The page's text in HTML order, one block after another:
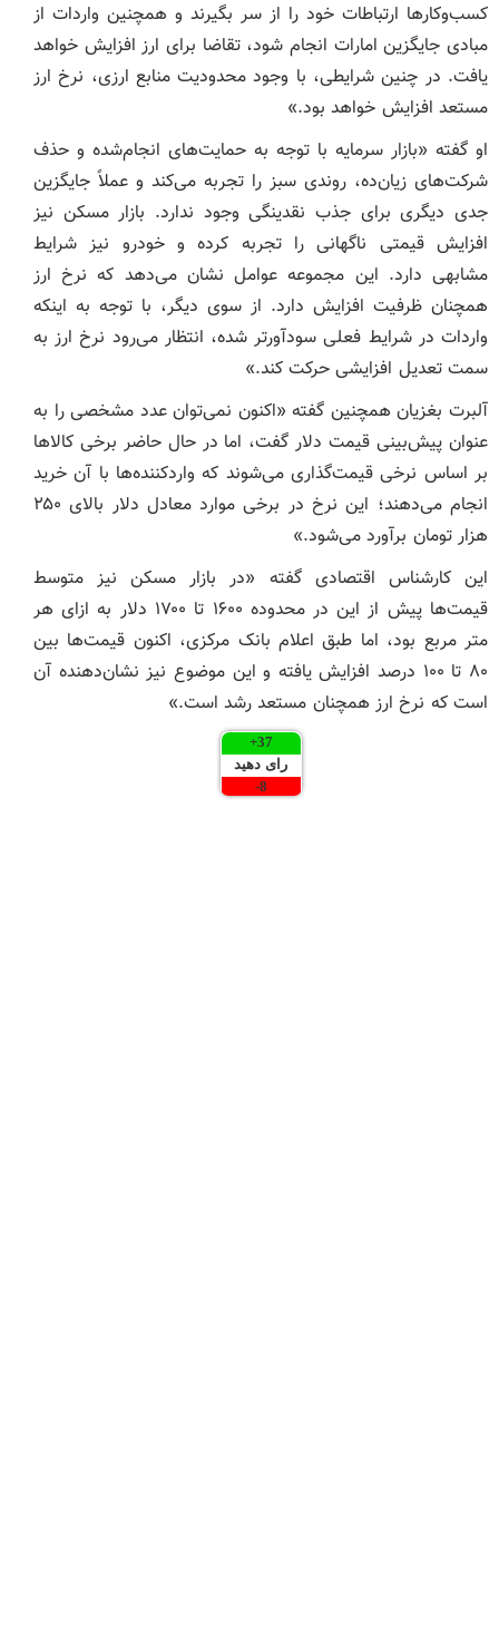
کسب‌وکار‌ها ارتباطات خود را از سر بگیرند و همچنین واردات از
مبادی جایگزین امارات انجام شود، تقاضا برای ارز افزایش خواهد
یافت. در چنین شرایطی، با وجود محدودیت منابع ارزی، نرخ ارز
مستعد افزایش خواهد بود.»
او گفته «بازار سرمایه با توجه به حمایت‌های انجام‌شده و حذف
شرکت‌های زیان‌ده، روندی سبز را تجربه می‌کند و عملاً جایگزین
جدی دیگری برای جذب نقدینگی وجود ندارد. بازار مسکن نیز
افزایش قیمتی ناگهانی را تجربه کرده و خودرو نیز شرایط
مشابهی دارد. این مجموعه عوامل نشان می‌دهد که نرخ ارز
همچنان ظرفیت افزایش دارد. از سوی دیگر، با توجه به اینکه
واردات در شرایط فعلی سودآورتر شده، انتظار می‌رود نرخ ارز به
سمت تعدیل افزایشی حرکت کند.»
آلبرت بغزیان همچنین گفته «اکنون نمی‌توان عدد مشخصی را به
عنوان پیش‌بینی قیمت دلار گفت، اما در حال حاضر برخی کالا‌ها
بر اساس نرخی قیمت‌گذاری می‌شوند که واردکننده‌ها با آن خرید
انجام می‌دهند؛ این نرخ در برخی موارد معادل دلار بالای ۲۵۰
هزار تومان برآورد می‌شود.»
این کارشناس اقتصادی گفته «در بازار مسکن نیز متوسط
قیمت‌ها پیش از این در محدوده ۱۶۰۰ تا ۱۷۰۰ دلار به ازای هر
متر مربع بود، اما طبق اعلام بانک مرکزی، اکنون قیمت‌ها بین
۸۰ تا ۱۰۰ درصد افزایش یافته و این موضوع نیز نشان‌دهنده آن
است که نرخ ارز همچنان مستعد رشد است.»
37
+
رای دهید
8
-